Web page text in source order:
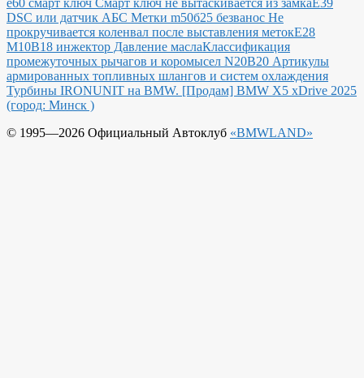
е60 смарт ключ Смарт ключ не вытаскивается из замка E39
DSC или датчик АБС Метки m50б25 безванос Не
прокручивается коленвал после выставления метокЕ28
М10В18 инжектор Давление маслаКлассификация
промежуточных рычагов и коромысел N20B20 Артикулы
армированных топливных шлангов и систем охлаждения
Турбины IRONUNIT на BMW. [Продам] BMW X5 xDrive 2025
(город: Минск )
© 1995—2026 Официальный Автоклуб «BMWLAND»